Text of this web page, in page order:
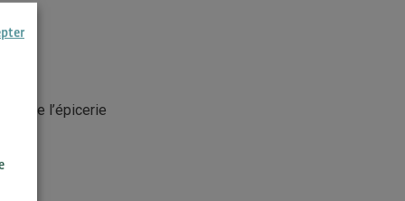
de l’épicerie